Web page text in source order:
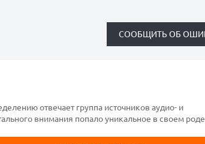
отвечает группа источников аудио- и
внимания попало уникальное в своем роде